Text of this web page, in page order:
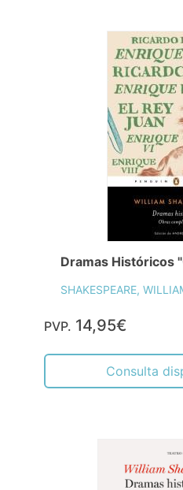
Dramas Históricos
SHAKESPEARE,
PVP. 14,95€
Consulta